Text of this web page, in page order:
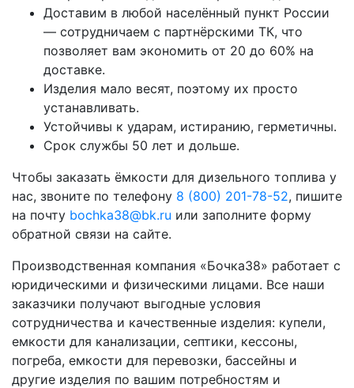
Доставим в любой населённый пункт России
— сотрудничаем с партнёрскими ТК, что
позволяет вам экономить от 20 до 60% на
доставке.
Изделия мало весят, поэтому их просто
устанавливать.
Устойчивы к ударам, истиранию, герметичны.
Срок службы 50 лет и дольше.
Чтобы заказать ёмкости для дизельного топлива у
нас, звоните по телефону 8 (800) 201-78-52, пишите
на почту bochka38@bk.ru или заполните форму
обратной связи на сайте.
Производственная компания «Бочка38» работает с
юридическими и физическими лицами. Все наши
заказчики получают выгодные условия
сотрудничества и качественные изделия: купели,
емкости для канализации, септики, кессоны,
погреба, емкости для перевозки, бассейны и
другие изделия по вашим потребностям и